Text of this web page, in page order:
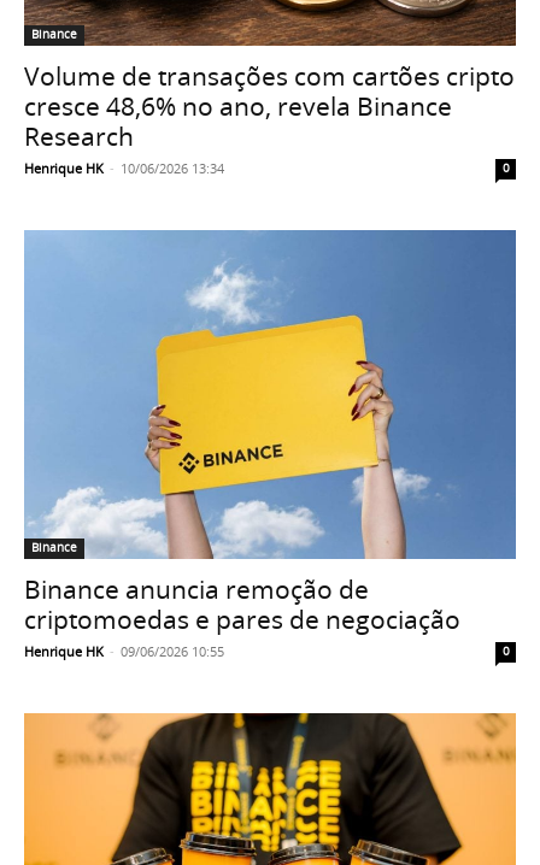
Binance
Volume de transações com cartões cripto
cresce 48,6% no ano, revela Binance
Research
Henrique HK - 10/06/2026 13:34 0
Binance
Binance anuncia remoção de
criptomoedas e pares de negociação
Henrique HK - 09/06/2026 10:55 0